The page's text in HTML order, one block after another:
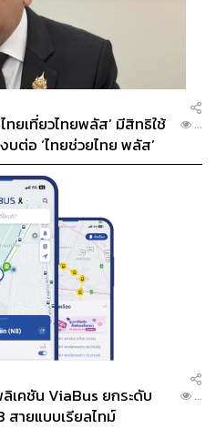
ทยเที่ยวไทยพลัส’ มีสิทธิใช้
ต่อ ‘ไทยช่วยไทย พลัส’
...
เคชัน ViaBus ยกระดับ
สายแบบเรียลไทม์
...